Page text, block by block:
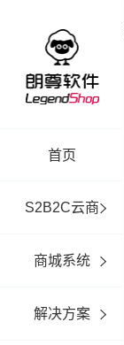
首页
S2B2C云商
商城系统
解决方案